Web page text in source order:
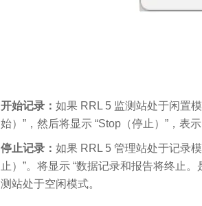
开始记录：如果 RRL 5 监测站处于闲置
始）”，然后将显示 “Stop（停止）”，表
停止记录：如果 RRL 5 管理站处于记录
止）”。将显示 “数据记录和报告将终止
测站处于空闲模式。